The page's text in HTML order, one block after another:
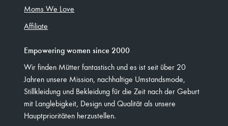
Moms We Love
Affiliate
Empowering women since 2000
Wir finden Mütter fantastisch und es ist seit über 20
Jahren unsere Mission, nachhaltige Umstandsmode,
Stillkleidung und Bekleidung für die Zeit nach der Geburt
mit Langlebigkeit, Design und Qualität als unsere
Hauptprioritäten herzustellen.